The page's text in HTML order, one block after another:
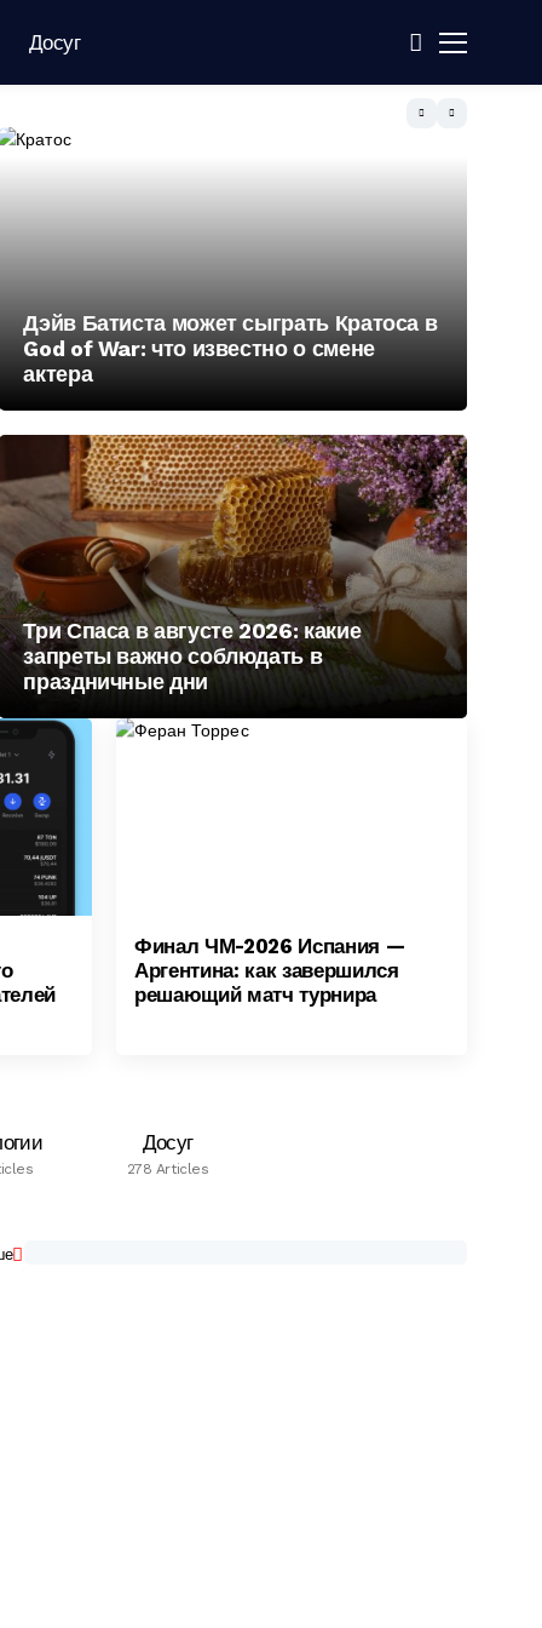
Досуг
Дэйв Батиста может сыграть Кратоса в
God of War: что известно о смене
актера
Три Спаса в августе 2026: какие
запреты важно соблюдать в
праздничные дни
Финал ЧМ-2026 Испания —
Аргентина: как завершился
решающий матч турнира
Досуг
278 Articles